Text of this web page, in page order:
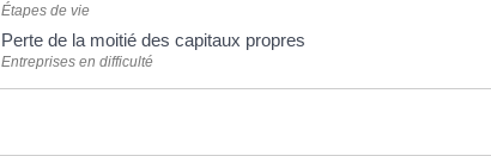
Étapes de vie
Perte de la moitié des capitaux propres
Entreprises en difficulté